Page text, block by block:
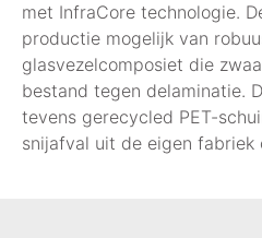
met InfraCore technologie.
productie mogelijk van
glasvezelcomposiet die
bestand tegen delaminatie.
tevens gerecycled PET-
snijafval uit de eigen